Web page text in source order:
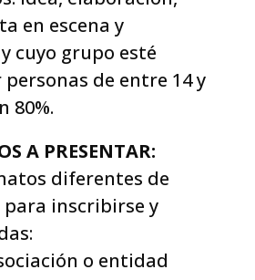
en escena y
cuyo grupo esté
de entre 14 y
80%.
A PRESENTAR:
diferentes de
inscribirse y
o entidad